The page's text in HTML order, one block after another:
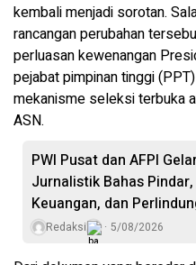
kembali menjadi sorotan.
rancangan perubahan
perluasan kewenangan
pejabat pimpinan tinggi
mekanisme seleksi terbuka
ASN.
PWI Pusat dan AFPI
Jurnalistik Bahas
Keuangan, dan
Redaksi 5/08/2026